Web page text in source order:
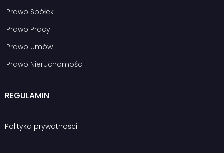
Prawo Spółek
Prawo Pracy
Prawo Umów
Prawo Nieruchomości
REGULAMIN
Polityka prywatności